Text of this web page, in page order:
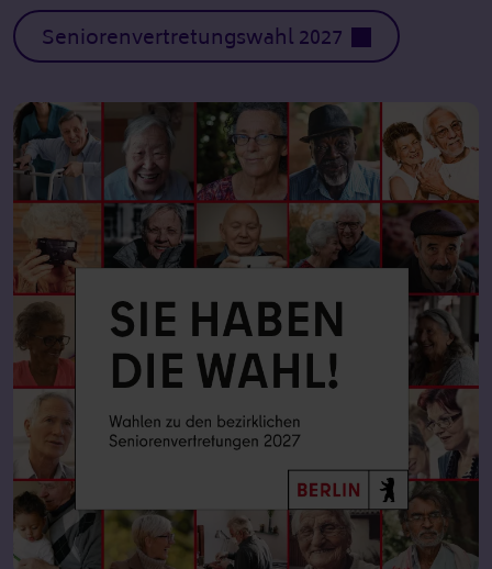
Seniorenvertretungswahl 2027